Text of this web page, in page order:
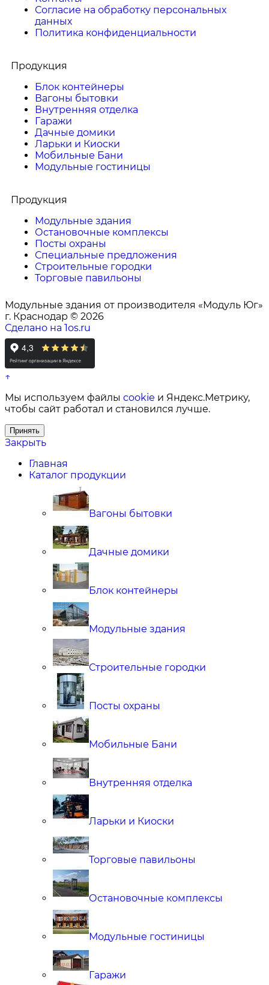
Согласие на обработку персональных
данных
Политика конфиденциальности
Продукция
Блок контейнеры
Вагоны бытовки
Внутренняя отделка
Гаражи
Дачные домики
Ларьки и Киоски
Мобильные Бани
Модульные гостиницы
Продукция
Модульные здания
Остановочные комплексы
Посты охраны
Специальные предложения
Строительные городки
Торговые павильоны
Модульные здания от производителя «Модуль Юг»
г. Краснодар © 2026
Сделано на 1os.ru
↑
Мы используем файлы cookie и Яндекс.Метрику,
чтобы сайт работал и становился лучше.
Принять
Закрыть
Главная
Каталог продукции
Вагоны бытовки
Дачные домики
Блок контейнеры
Модульные здания
Строительные городки
Посты охраны
Мобильные Бани
Внутренняя отделка
Ларьки и Киоски
Торговые павильоны
Остановочные комплексы
Модульные гостиницы
Гаражи